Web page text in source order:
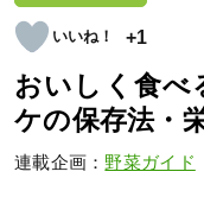
+1
おいしく食
ケの保存法・
連載企画： 野菜ガイド